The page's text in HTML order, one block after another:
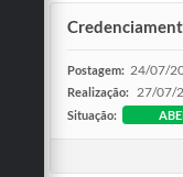
Postagem: 24/07/
Realização: 27/07/
Situação: